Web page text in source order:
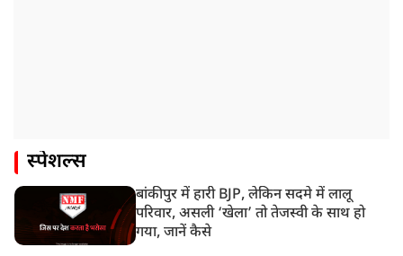
स्पेशल्स
बांकीपुर में हारी BJP, लेकिन सदमे में लालू
परिवार, असली ‘खेला’ तो तेजस्वी के साथ हो
गया, जानें कैसे